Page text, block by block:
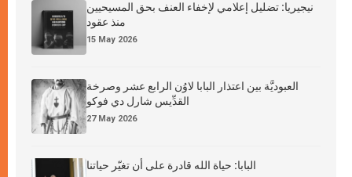
نيجيريا: تضليل إعلامي لإخفاء العنف بحق المسيحيين
منذ عقود
15 May 2026
العبوديَّة بين اعتذار البابا لاوُن الرابع عشر وصرخة
القدِّيس شارل دي فوكو
27 May 2026
البابا: حياة الله قادرة على أن تغيّر حياتنا